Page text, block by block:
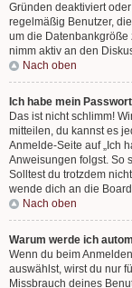
Gründen deaktiviert
regelmäßig Benutzer,
um die Datenbankgröße
nimm aktiv an den
Nach oben
Ich habe mein
Das ist nicht schlimm!
mitteilen, du kannst es
Anmelde-Seite auf „Ich
Anweisungen folgst. So
Solltest du trotzdem
wende dich an die
Nach oben
Warum werde ich
Wenn du beim
auswählst, wirst du nur
Missbrauch deines